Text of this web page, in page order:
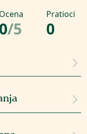
Ocena
0/5
Pratioci
0